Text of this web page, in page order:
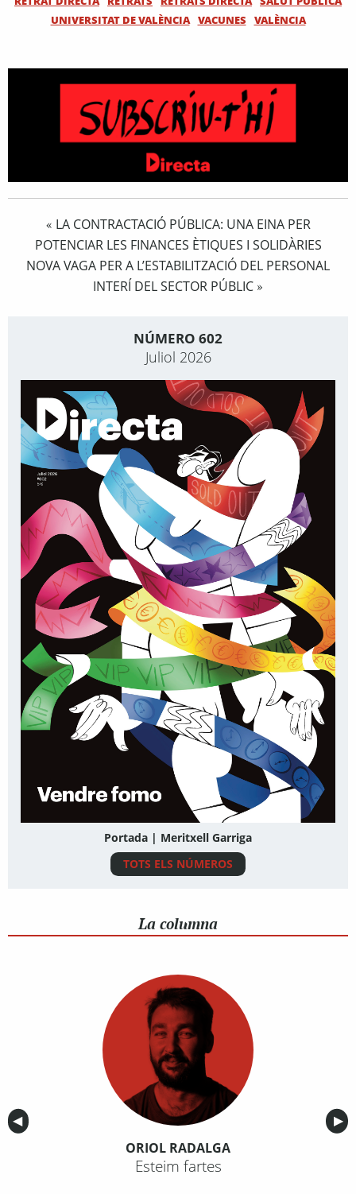
UNIVERSITAT DE VALÈNCIA VACUNES VALÈNCIA
« LA CONTRACTACIÓ PÚBLICA: UNA EINA PER
POTENCIAR LES FINANCES ÈTIQUES I SOLIDÀRIES
NOVA VAGA PER A L’ESTABILITZACIÓ DEL PERSONAL
INTERÍ DEL SECTOR PÚBLIC »
NÚMERO 602
Juliol 2026
Portada | Meritxell Garriga
TOTS ELS NÚMEROS
La columna
Anterior
◀︎ ▶︎
ORIOL RADALGA
Esteim fartes